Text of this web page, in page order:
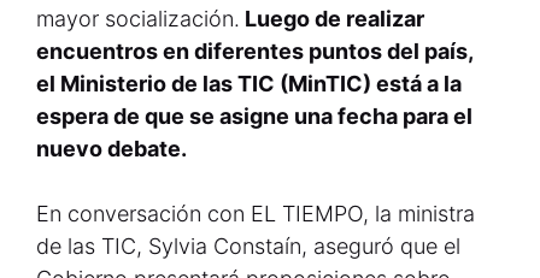
mayor socialización. Luego de realizar
encuentros en diferentes puntos del país,
el Ministerio de las TIC (MinTIC) está a la
espera de que se asigne una fecha para el
nuevo debate.
En conversación con EL TIEMPO, la ministra
de las TIC, Sylvia Constaín, aseguró que el